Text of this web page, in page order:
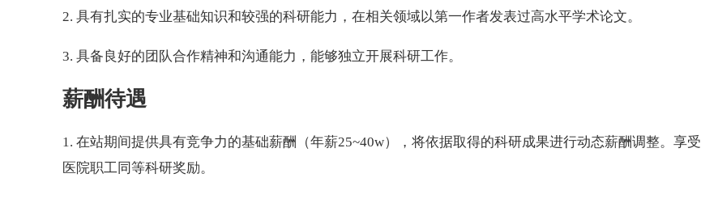
2. 具有扎实的专业基础知识和较强的科研能力，在相关领域以第一作者发表过高水平学术论文。
3. 具备良好的团队合作精神和沟通能力，能够独立开展科研工作。
薪酬待遇
1. 在站期间提供具有竞争力的基础薪酬（年薪25~40w），将依据取得的科研成果进行动态薪酬调整。享受
医院职工同等科研奖励。